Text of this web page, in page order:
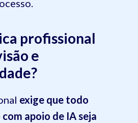
profissional
e
exige que todo
apoio de IA seja